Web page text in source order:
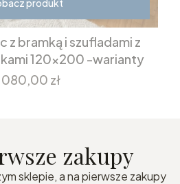
produkt
z bramką i szufladami z
120x200 -warianty
080,00 zł
zakupy
sklepie, a na pierwsze zakupy